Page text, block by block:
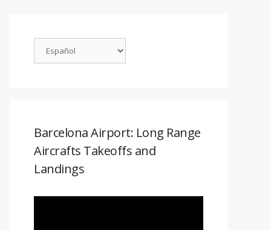
Barcelona Airport: Long Range
Aircrafts Takeoffs and
Landings